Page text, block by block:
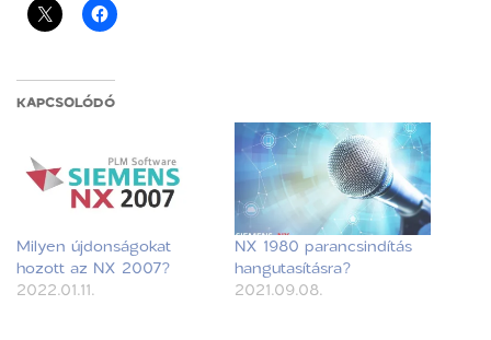
KAPCSOLÓDÓ
Milyen újdonságokat
hozott az NX 2007?
2022.01.11.
NX 1980 parancsindítás
hangutasításra?
2021.09.08.